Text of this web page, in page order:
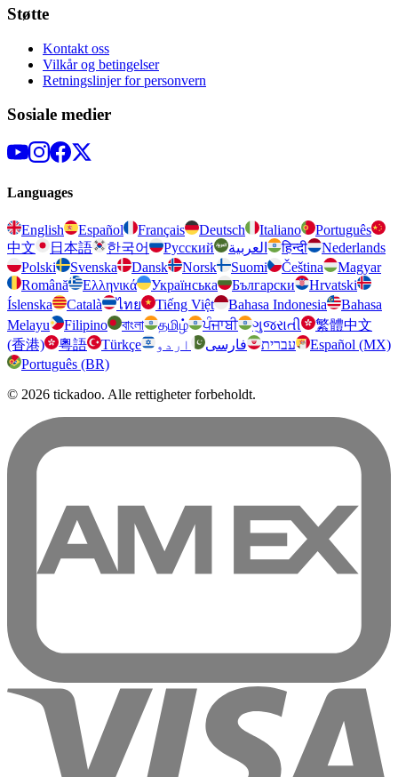
Støtte
Kontakt oss
Vilkår og betingelser
Retningslinjer for personvern
Sosiale medier
Languages
English Español Français Deutsch Italiano
Português
中文
日本語 한국어 Русский العربية हिन्दी
Nederlands
Polski
Svenska Dansk Norsk Suomi Čeština
Magyar
Română
Ελληνικά Українська Български
Hrvatski
Íslenska
Català ไทย Tiếng Việt Bahasa Indonesia
Bahasa
Melayu
Filipino বাংলা தமிழ் ਪੰਜਾਬੀ ગુજરાતી
繁體中文
(香港)
粵語 Türkçe עברית فارسی اردو
Español (MX)
Português (BR)
© 2026 tickadoo. Alle rettigheter forbeholdt.